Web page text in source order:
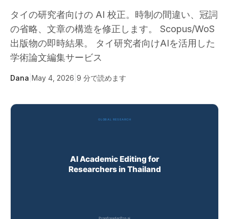
タイの研究者向けの AI 校正。時制の間違い、冠詞
の省略、文章の構造を修正します。 Scopus/WoS
出版物の即時結果。 タイ研究者向けAIを活用した
学術論文編集サービス
Dana May 4, 2026 9 分で読めます